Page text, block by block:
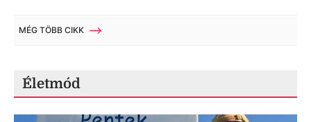
MÉG TÖBB CIKK
Életmód